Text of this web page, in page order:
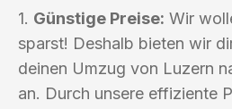
1. Günstige Preise: Wir
sparst! Deshalb bieten wir
deinen Umzug von Luzern
an. Durch unsere effiziente